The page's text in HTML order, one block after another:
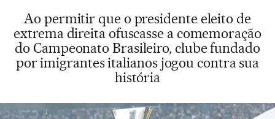
Ao permitir que o presidente eleito de
extrema direita ofuscasse a comemoração
do Campeonato Brasileiro, clube fundado
por imigrantes italianos jogou contra sua
história